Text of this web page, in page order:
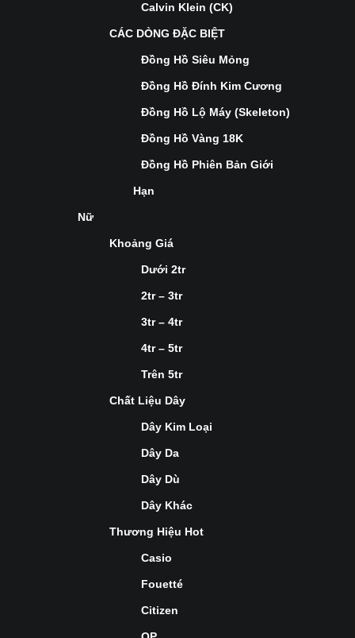
Calvin Klein (CK)
CÁC DÒNG ĐẶC BIỆT
Đồng Hồ Siêu Mỏng
Đồng Hồ Đính Kim Cương
Đồng Hồ Lộ Máy (Skeleton)
Đồng Hồ Vàng 18K
Đồng Hồ Phiên Bản Giới
Hạn
Nữ
Khoảng Giá
Dưới 2tr
2tr – 3tr
3tr – 4tr
4tr – 5tr
Trên 5tr
Chất Liệu Dây
Dây Kim Loại
Dây Da
Dây Dù
Dây Khác
Thương Hiệu Hot
Casio
Fouetté
Citizen